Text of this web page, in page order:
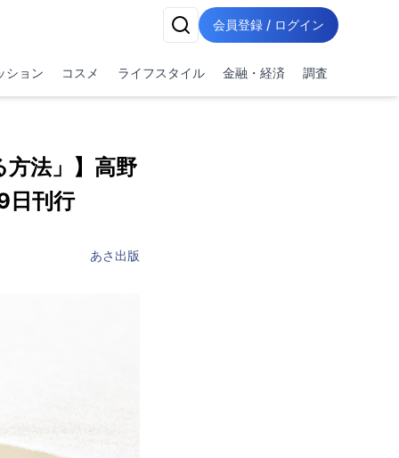
会員登録 / ログイン
ション コスメ ライフスタイル 金融・経済 調査
方法」】高野
日刊行
あさ出版